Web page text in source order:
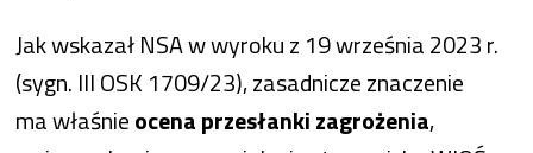
Jak wskazał NSA w wyroku z 19 września 2023 r.
(sygn. III OSK 1709/23), zasadnicze znaczenie
ma właśnieocena przesłanki zagrożenia,